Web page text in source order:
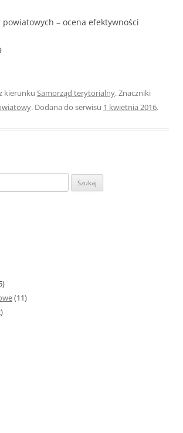
– ocena efektywności
kierunku Samorząd terytorialny. Znaczniki
. Dodana do serwisu 1 kwietnia 2016.
(11)